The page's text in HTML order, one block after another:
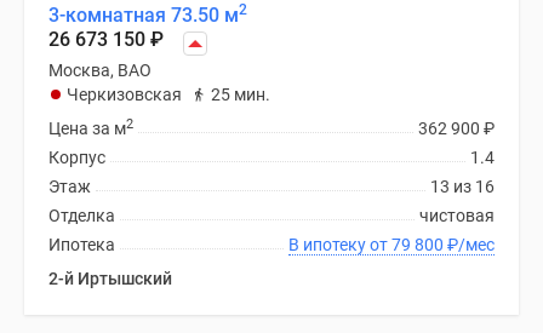
3-комнатная 73.50 м2
26 673 150 ₽
Москва, ВАО
Черкизовская
25 мин.
362 900 ₽
Цена за м2
1.4
Корпус
13 из 16
Этаж
чистовая
Отделка
В ипотеку от 79 800 ₽/мес
Ипотека
2-й Иртышский